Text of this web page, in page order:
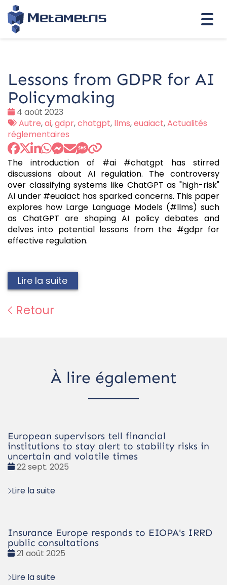
Lessons from GDPR for AI
Policymaking
Date
:
4 août 2023
Tags
:
Autre,ai,gdpr,chatgpt, llms,euaiact,Actualités
réglementaires
The introduction of #ai #chatgpt has stirred
discussions about AI regulation. The controversy
over classifying systems like ChatGPT as "high-risk"
AI under #euaiact has sparked concerns. This paper
explores how Large Language Models (#llms) such
as ChatGPT are shaping AI policy debates and
delves into potential lessons from the #gdpr for
effective regulation.
Lire la suite
Retour
À lire également
European supervisors tell financial
institutions to stay alert to stability risks in
uncertain and volatile times
Date
22 sept. 2025
Lire la suite
Insurance Europe responds to EIOPA's IRRD
public consultations
Date
21 août 2025
Lire la suite